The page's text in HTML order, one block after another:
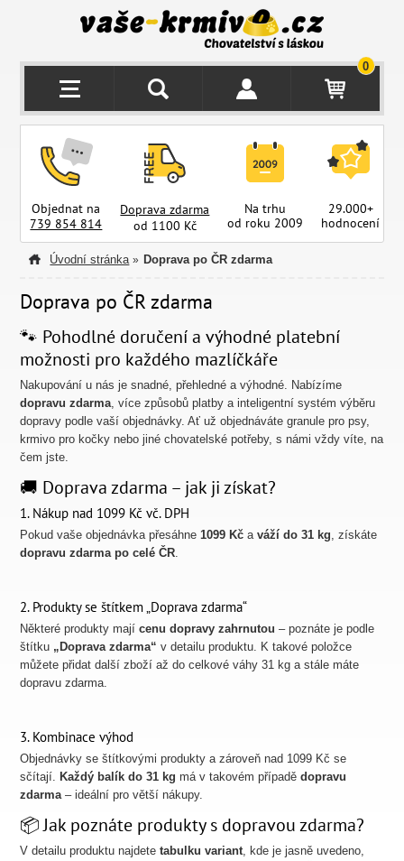
0
Objednat na
739 854 814
Doprava zdarma
od 1100 Kč
Na trhu
od roku 2009
29.000+
hodnocení
Úvodní stránka » Doprava po ČR zdarma
Doprava po ČR zdarma
🐾 Pohodlné doručení a výhodné platební
možnosti pro každého mazlíčkáře
Nakupování u nás je snadné, přehledné a výhodné. Nabízíme
dopravu zdarma, více způsobů platby a inteligentní systém výběru
dopravy podle vaší objednávky. Ať už objednáváte granule pro psy,
krmivo pro kočky nebo jiné chovatelské potřeby, s námi vždy víte, na
čem jste.
🚚 Doprava zdarma – jak ji získat?
1. Nákup nad 1099 Kč vč. DPH
Pokud vaše objednávka přesáhne1099 Kč aváží do 31 kg, získáte
dopravu zdarma po celé ČR.
2. Produkty se štítkem „Doprava zdarma“
Některé produkty majícenu dopravy zahrnutou – poznáte je podle
štítku „Doprava zdarma“ v detailu produktu. K takové položce
můžete přidat další zboží až do celkové váhy 31 kg a stále máte
dopravu zdarma.
3. Kombinace výhod
Objednávky se štítkovými produkty a zároveň nad 1099 Kč se
sčítají. Každý balík do 31 kg má v takovém případědopravu
zdarma– ideální pro větší nákupy.
📦 Jak poznáte produkty s dopravou zdarma?
V detailu produktu najdetetabulku variant, kde je jasně uvedeno,